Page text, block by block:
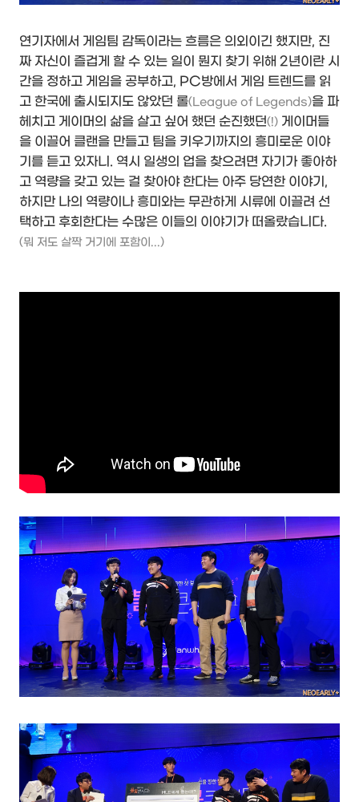
연기자에서 게임팀 감독이라는 흐름은 의외이긴 했지만, 진
짜 자신이 즐겁게 할 수 있는 일이 뭔지 찾기 위해 2년이란 시
간을 정하고 게임을 공부하고, PC방에서 게임 트렌드를 읽
고 한국에 출시되지도 않았던 롤(League of Legends)을 파
헤치고 게이머의 삶을 살고 싶어 했던 순진했던(!) 게이머들
을 이끌어 클랜을 만들고 팀을 키우기까지의 흥미로운 이야
기를 듣고 있자니. 역시 일생의 업을 찾으려면 자기가 좋아하
고 역량을 갖고 있는 걸 찾아야 한다는 아주 당연한 이야기,
하지만 나의 역량이나 흥미와는 무관하게 시류에 이끌려 선
택하고 후회한다는 수많은 이들의 이야기가 떠올랐습니다.
(뭐 저도 살짝 거기에 포함이...)